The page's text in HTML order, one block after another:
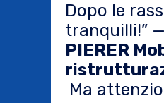
Dopo le
tranquilli!”
PIERER
Ma